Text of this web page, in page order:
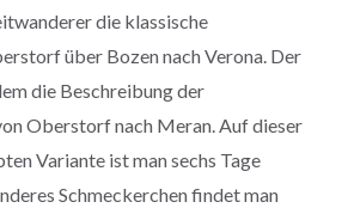
die klassische
über Bozen nach Verona. Der
die Beschreibung der
Oberstorf nach Meran. Auf dieser
Variante ist man sechs Tage
Schmeckerchen findet man